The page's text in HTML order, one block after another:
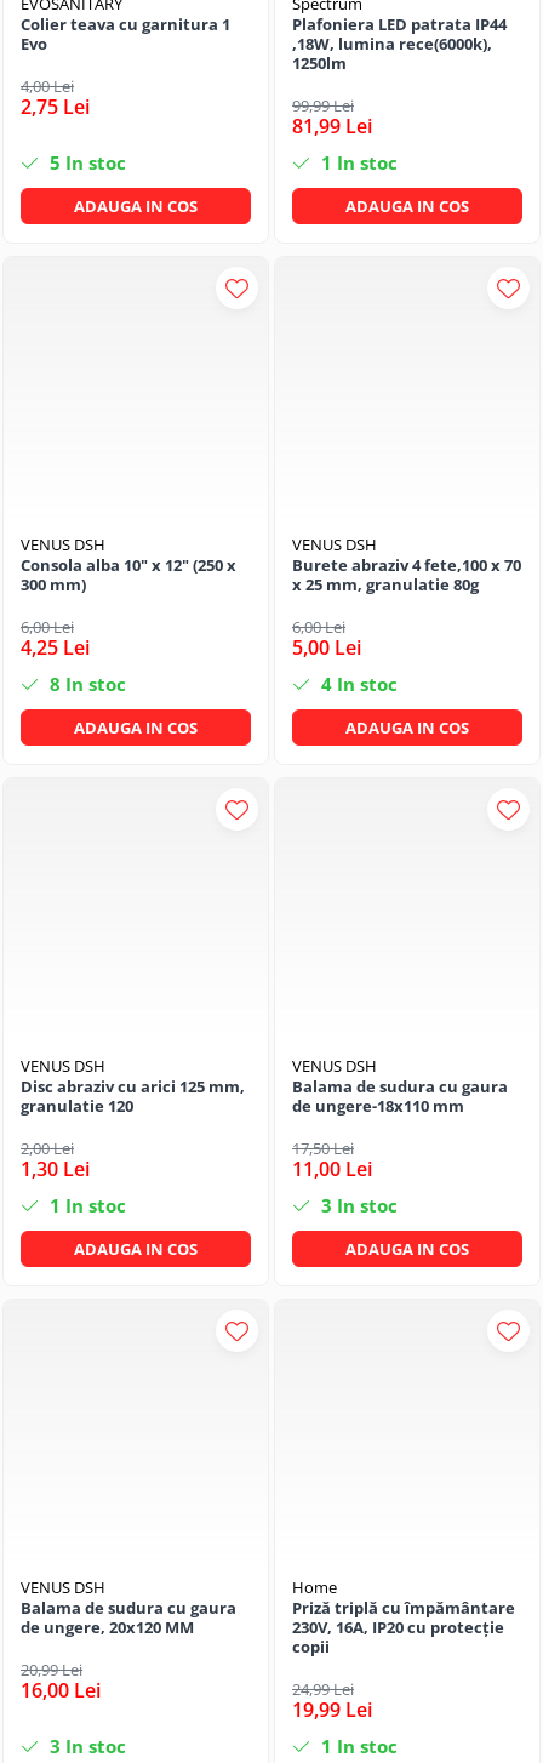
Colier teava cu garnitura 1
Evo
4,00 Lei
2,75 Lei
5 In stoc
ADAUGA IN COS
Plafoniera LED patrata IP44
,18W, lumina rece(6000k),
1250lm
99,99 Lei
81,99 Lei
1 In stoc
ADAUGA IN COS
VENUS DSH
Consola alba 10" x 12" (250 x
300 mm)
6,00 Lei
4,25 Lei
8 In stoc
ADAUGA IN COS
VENUS DSH
Burete abraziv 4 fete,100 x 70
x 25 mm, granulatie 80g
6,00 Lei
5,00 Lei
4 In stoc
ADAUGA IN COS
VENUS DSH
Disc abraziv cu arici 125 mm,
granulatie 120
2,00 Lei
1,30 Lei
1 In stoc
ADAUGA IN COS
VENUS DSH
Balama de sudura cu gaura
de ungere-18x110 mm
17,50 Lei
11,00 Lei
3 In stoc
ADAUGA IN COS
VENUS DSH
Balama de sudura cu gaura
de ungere, 20x120 MM
20,99 Lei
16,00 Lei
3 In stoc
Home
Priză triplă cu împământare
230V, 16A, IP20 cu protecție
copii
24,99 Lei
19,99 Lei
1 In stoc